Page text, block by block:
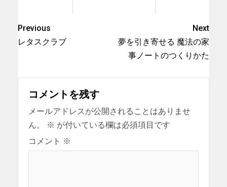
Previous
レタスクラブ
Next
夢を引き寄せる 魔法の家
事ノートのつくりかた
コメントを残す
メールアドレスが公開されることはありませ
ん。
※ が付いている欄は必須項目です
コメント ※